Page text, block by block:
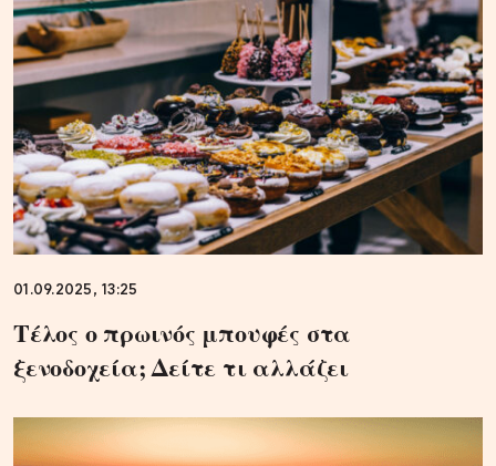
01.09.2025, 13:25
Τέλος ο πρωινός μπουφές στα
ξενοδοχεία; Δείτε τι αλλάζει